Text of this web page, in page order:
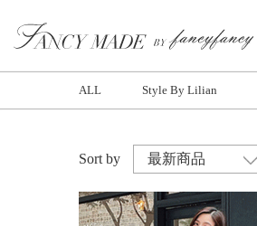
ALL Style By Lilian
Sort by